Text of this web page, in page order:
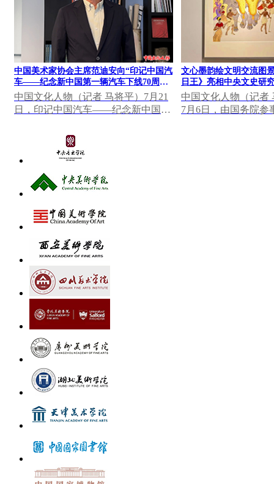
中国美术家协会主席范迪安向“印记中国汽
车——纪念新中国第一辆汽车下线70周年
大众篆刻作品展”发表视频致辞
中国文化人物（记者 马将平）7月21
日，印记中国汽车——纪念新中国第
在中国一汽博物馆...
文心墨韵绘文明交流图
日王》亮相中央文史研
果展
中国文化人物（记者
7月6日，由国务院参